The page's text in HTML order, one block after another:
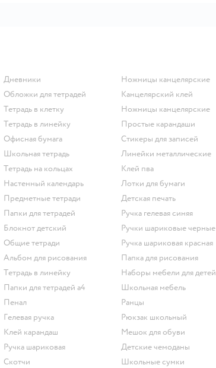
Дневники
Обложки для тетрадей
Тетрадь в клетку
Тетрадь в линейку
Офисная бумага
Школьная тетрадь
Тетрадь на кольцах
Настенный календарь
Предметные тетради
Папки для тетрадей
Блокнот детский
Общие тетради
Альбом для рисования
Тетрадь в линейку
Папки для тетрадей а4
Пенал
Гелевая ручка
Клей карандаш
Ручка шариковая
Скотчи
Ножницы канцелярские
Канцелярский клей
Ножницы канцелярские
Простые карандаши
Стикеры для записей
Линейки металлические
Клей пва
Лотки для бумаги
Детская печать
Ручка гелевая синяя
Ручки шариковые черные
Ручка шариковая красная
Папка для рисования
Наборы мебели для детей
Школьная мебель
Ранцы
Рюкзак школьный
Мешок для обуви
Детские чемоданы
Школьные сумки